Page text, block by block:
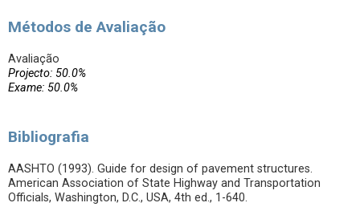
Métodos de Avaliação
Avaliação
Projecto: 50.0%
Exame: 50.0%
Bibliografia
AASHTO (1993). Guide for design of pavement structures.
American Association of State Highway and Transportation
Officials, Washington, D.C., USA, 4th ed., 1-640.